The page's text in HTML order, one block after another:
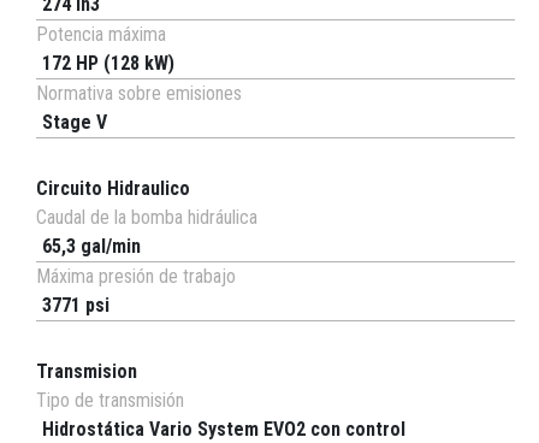
274 in3
Potencia máxima
172 HP (128 kW)
Normativa sobre emisiones
Stage V
Circuito Hidraulico
Caudal de la bomba hidráulica
65,3 gal/min
Máxima presión de trabajo
3771 psi
Transmision
Tipo de transmisión
Hidrostática Vario System EVO2 con control